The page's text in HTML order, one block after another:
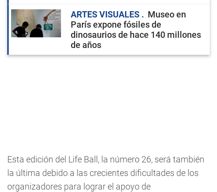
ARTES VISUALES
Museo en
París expone fósiles de
dinosaurios de hace 140 millones
de años
Esta edición del Life Ball, la número 26, será también
la última debido a las crecientes dificultades de los
organizadores para lograr el apoyo de